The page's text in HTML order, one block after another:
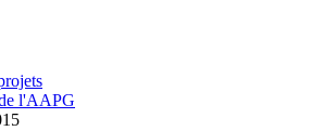
l'AAPG